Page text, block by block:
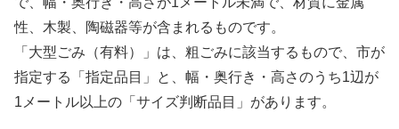
性、木製、陶磁器等が含まれるものです。
「大型ごみ（有料）」は、粗ごみに該当するもので、市が
指定する「指定品目」と、幅・奥行き・高さのうち1辺が
1メートル以上の「サイズ判断品目」があります。